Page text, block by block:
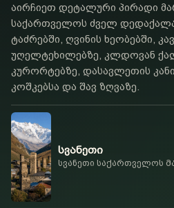
აირჩიეთ დეტალური პირადი
საქართველოს ძველ
ტაძრებში, ღვინის ხეობებში,
უღელტეხილებზე, კლდოვან
კურორტებზე, დასავლეთის
კოშკებსა და შავ ზღვაზე.
სვანეთი
სვანეთი საქართველოს